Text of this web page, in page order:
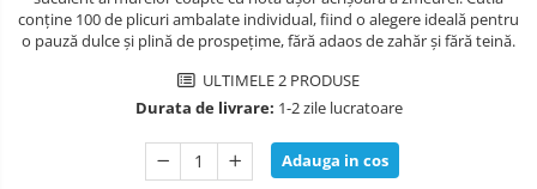
conține 100 de plicuri ambalate individual, fiind o alegere ideală pentru
o pauză dulce și plină de prospețime, fără adaos de zahăr și fără teină.
ULTIMELE 2 PRODUSE
Durata de livrare: 1-2 zile lucratoare
Adauga in cos